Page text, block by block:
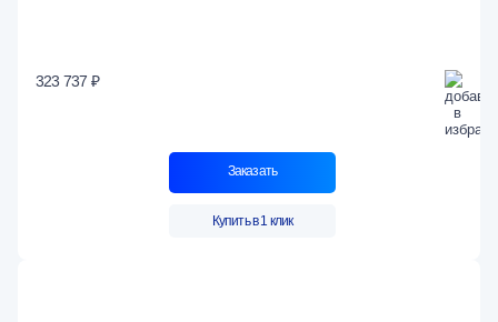
323 737 ₽
Заказать
Купить в 1 клик